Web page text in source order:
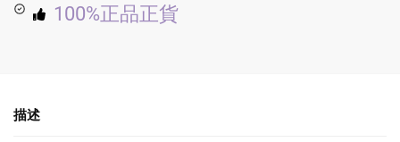
100%正品正貨
描述